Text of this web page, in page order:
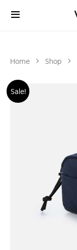
Home Shop
Sale!